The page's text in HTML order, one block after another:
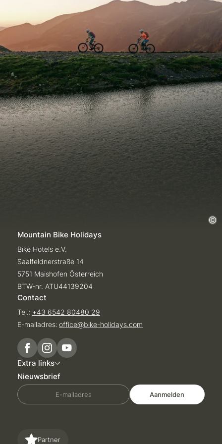
avontuur. Kinderen verbeteren spelenderwijs hun
coördinatie en uithoudingsvermogen terwijl ouders
tijd doorbrengen met het gezin in de bergen. Het is
precies deze combinatie die fietsvakanties met
kinderen steeds populairder maakt.
Mountain Bike Holidays
Bike Hotels e.V.
Saalfeldnerstraße 14
5751 Maishofen Österreich
BTW-nr. ATU44139204
Contact
Tel.: +43 6542 80480 29
E-mailadres: office@bike-holidays.com
Extra links
Nieuwsbrief
E-mailadres Aanmelden
Partner